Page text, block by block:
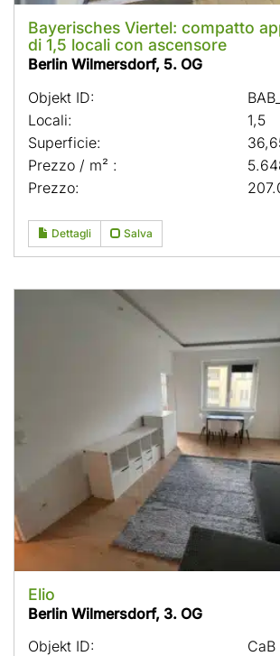
Bayerisches Viertel: compatto
di 1,5 locali con ascensore
Berlin Wilmersdorf, 5. OG
Objekt ID:
Locali:
1,5
Superficie:
Prezzo / m² :
Prezzo:
Dettagli Salva
Elio
Berlin Wilmersdorf, 3. OG
Objekt ID:
CaB